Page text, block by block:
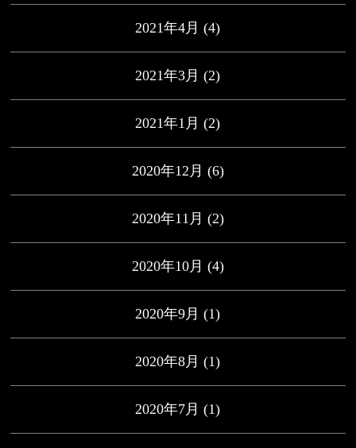
2021年4月 (4)
2021年3月 (2)
2021年1月 (2)
2020年12月 (6)
2020年11月 (2)
2020年10月 (4)
2020年9月 (1)
2020年8月 (1)
2020年7月 (1)